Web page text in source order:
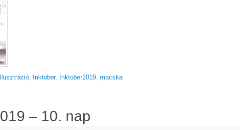
Inktober, Inktober2019 macska
– 10. nap